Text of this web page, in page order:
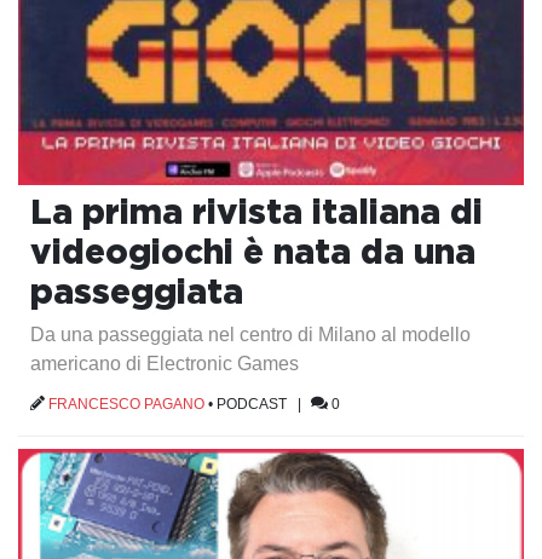
La prima rivista italiana di
videogiochi è nata da una
passeggiata
Da una passeggiata nel centro di Milano al modello
americano di Electronic Games
FRANCESCO PAGANO • PODCAST | 0